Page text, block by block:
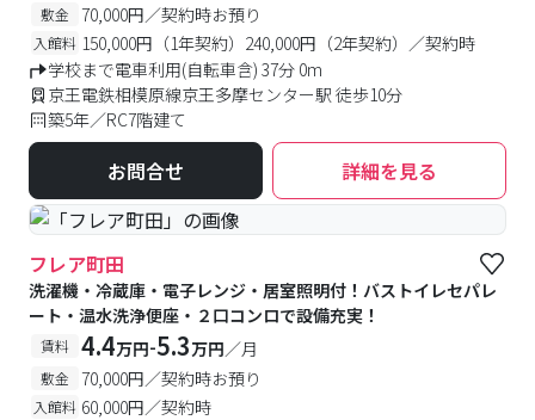
敷金 70,000円／契約時お預り
入館料 150,000円（1年契約）240,000円（2年契約）／契約時
学校まで電車利用(自転車含) 37分 0m
京王電鉄相模原線京王多摩センター駅 徒歩10分
築5年／RC7階建て
お問合せ 詳細を見る
フレア町田
洗濯機・冷蔵庫・電子レンジ・居室照明付！バストイレセパレ
ート・温水洗浄便座・２口コンロで設備充実！
賃料 4.4万円-5.3万円／月
敷金 70,000円／契約時お預り
入館料 60,000円／契約時